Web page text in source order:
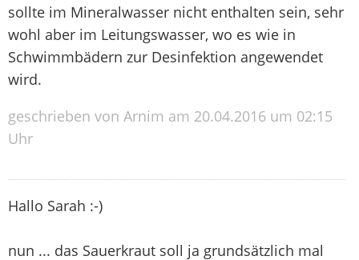
sollte im Mineralwasser nicht enthalten sein, sehr
wohl aber im Leitungswasser, wo es wie in
Schwimmbädern zur Desinfektion angewendet
wird.
geschrieben von Arnim am 20.04.2016 um 02:15
Uhr
Hallo Sarah :-)
nun ... das Sauerkraut soll ja grundsätzlich mal